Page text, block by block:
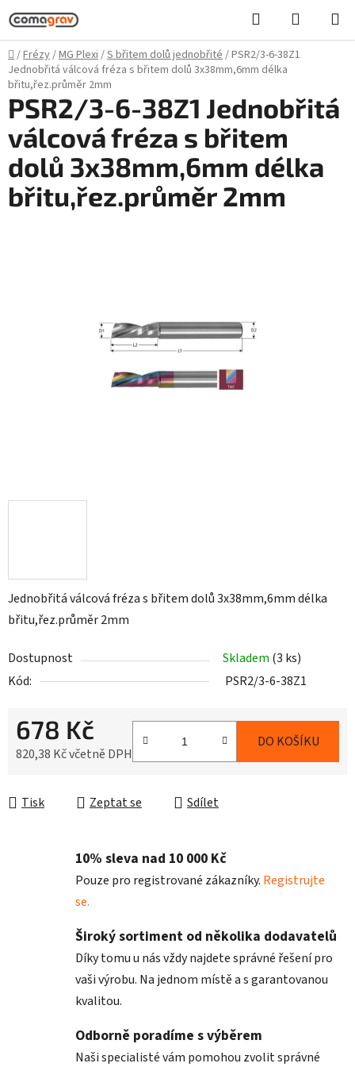
Přejít
na
obsah
Hledat
KOŠÍK
Domů
/Frézy/MG Plexi/S břitem dolů jednobřité/PSR2/3-6-38Z1
Jednobřitá válcová fréza s břitem dolů 3x38mm,6mm délka
břitu,řez.průměr 2mm
Jednobřitá válcová fréza s břitem dolů 3x38mm,6mm délka
břitu,řez.průměr 2mm
Dostupnost Skladem (3 ks)
Kód:
PSR2/3-6-38Z1
678 Kč
820,38 Kč včetně DPH
DO KOŠÍKU
Tisk Zeptat se Sdílet
PSR2/3-6-38Z1 Jednobřitá
válcová fréza s břitem
dolů 3x38mm,6mm délka
břitu,řez.průměr 2mm
10% sleva nad 10 000 Kč
Pouze pro registrované zákazníky. Registrujte
se.
Široký sortiment od několika dodavatelů
Díky tomu u nás vždy najdete správné řešení pro
vaši výrobu. Na jednom místě a s garantovanou
kvalitou.
Odborně poradíme s výběrem
Naši specialisté vám pomohou zvolit správné